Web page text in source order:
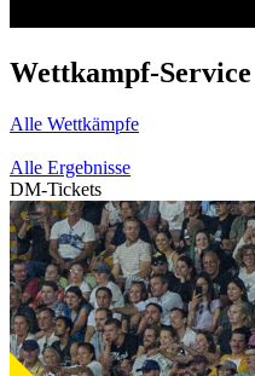
Wettkampf-Service
Alle Wettkämpfe
Alle Ergebnisse
DM-Tickets